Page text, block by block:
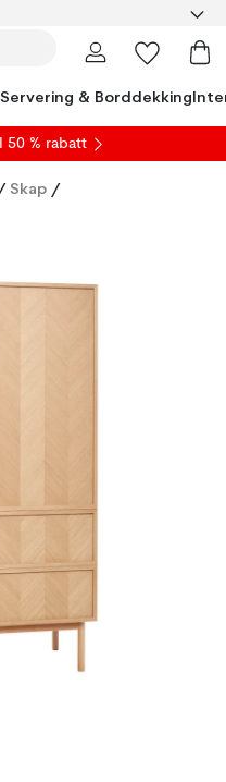
Servering & Borddekking
50 % rabatt
Skap /